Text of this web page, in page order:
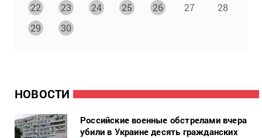
НОВОСТИ
Российские военные обстрелами вчера
убили в Украине десять гражданских
22
23 24 25 26 27
28
29
30